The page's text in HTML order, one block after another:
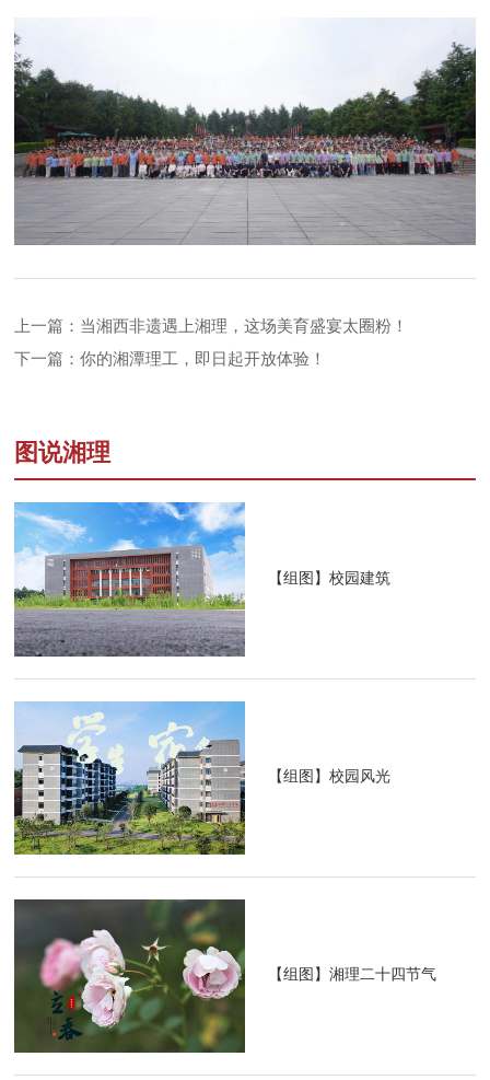
上一篇：当湘西非遗遇上湘理，这场美育盛宴太圈粉！
下一篇：你的湘潭理工，即日起开放体验！
图说湘理
【组图】校园建筑
【组图】校园风光
【组图】湘理二十四节气